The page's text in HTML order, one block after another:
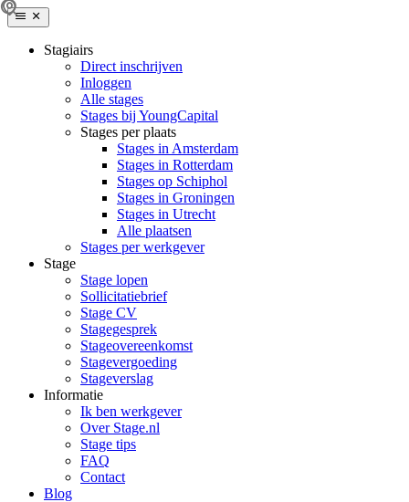
Stagiairs
Direct inschrijven
Inloggen
Alle stages
Stages bij YoungCapital
Stages per plaats
Stages in Amsterdam
Stages in Rotterdam
Stages op Schiphol
Stages in Groningen
Stages in Utrecht
Alle plaatsen
Stages per werkgever
Stage
Stage lopen
Sollicitatiebrief
Stage CV
Stagegesprek
Stageovereenkomst
Stagevergoeding
Stageverslag
Informatie
Ik ben werkgever
Over Stage.nl
Stage tips
FAQ
Contact
Blog